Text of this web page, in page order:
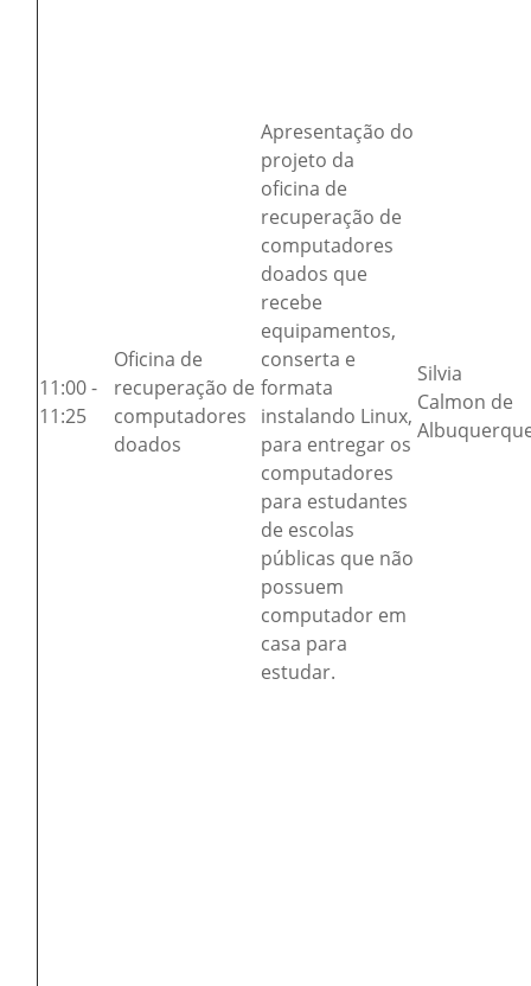
11:00 -
11:25
Oficina de
recuperação de
computadores
doados
Apresentação do
projeto da
oficina de
recuperação de
computadores
doados que
recebe
equipamentos,
conserta e
formata
instalando Linux,
para entregar os
computadores
para estudantes
de escolas
públicas que não
possuem
computador em
casa para
estudar.
Silvia
Calmon de